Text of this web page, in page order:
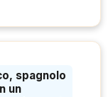
spagnolo
un